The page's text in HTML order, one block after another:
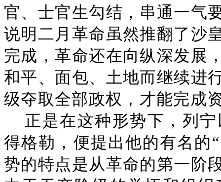
官、士官生勾结，串通一气
说明二月革命虽然推翻了沙
完成，革命还在向纵深发展
和平、面包、土地而继续进
级夺取全部政权，才能完成
正是在这种形势下，列
得格勒，便提出他的有名的
势的特点是从革命的第一阶